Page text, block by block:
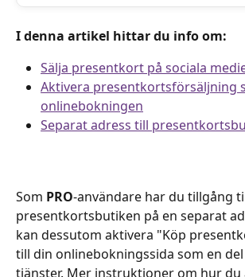
I denna artikel hittar du info om:
Sälja presentkort på sociala
Aktivera presentkortsförsäljning
onlinebokningen
Separat adress till
Som PRO-användare har du tillgång
presentkortsbutiken på en separat
kan dessutom aktivera "Köp
till din onlinebokningssida som en del
tjänster. Mer instruktioner om hur du